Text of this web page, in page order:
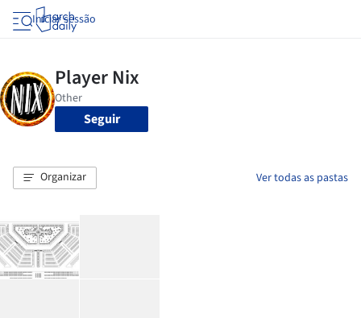
Iniciar sessão
Seguir
Organizar Ver todas as pastas